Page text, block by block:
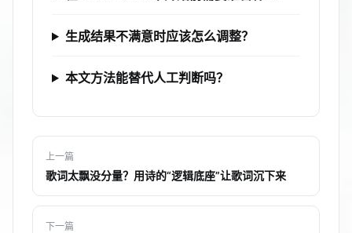
生成结果不满意时应该怎么调整？
本文方法能替代人工判断吗？
上一篇
歌词太飘没分量？用诗的“逻辑底座”让歌词沉下来
下一篇